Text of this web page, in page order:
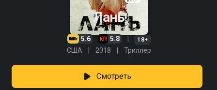
Лань
5.6 5.8 18+
США 2018 Триллер
Смотреть